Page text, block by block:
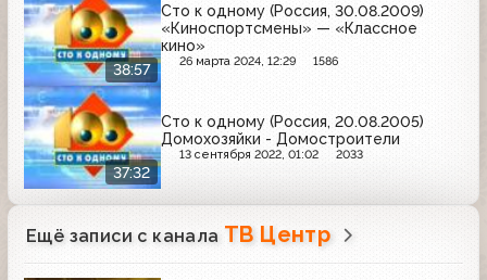
38:57
Сто к одному (Россия, 30.08.2009)
«Киноспортсмены» — «Классное
кино»
26 марта 2024, 12:29 1586
37:32
Сто к одному (Россия, 20.08.2005)
Домохозяйки - Домостроители
13 сентября 2022, 01:02 2033
Ещё записи с канала ТВ Центр